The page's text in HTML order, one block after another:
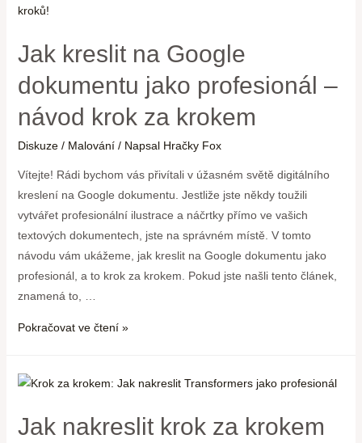
Jak kreslit na Google
dokumentu jako profesionál –
návod krok za krokem
Diskuze / Malování/ Napsal Hračky Fox
Vítejte! Rádi bychom vás přivítali v úžasném světě digitálního
kreslení na Google dokumentu. Jestliže jste někdy toužili
vytvářet profesionální ilustrace a náčrtky přímo ve vašich
textových dokumentech, jste na správném místě. V tomto
návodu vám ukážeme, jak kreslit na Google dokumentu jako
profesionál, a to krok za krokem. Pokud jste našli tento článek,
znamená to, …
Pokračovat ve čtení »
Jak nakreslit krok za krokem